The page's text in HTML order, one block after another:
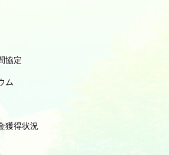
協定
ム
獲得状況